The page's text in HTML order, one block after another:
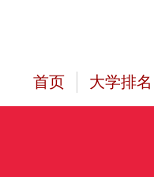
首页 大学排名